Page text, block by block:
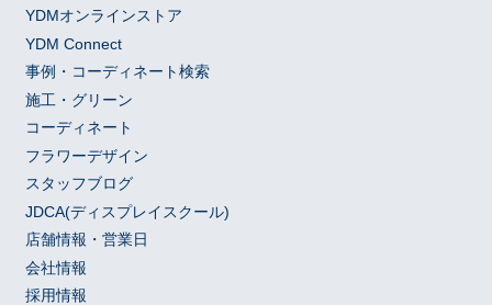
YDMオンラインストア
YDM Connect
事例・コーディネート検索
施工・グリーン
コーディネート
フラワーデザイン
スタッフブログ
JDCA(ディスプレイスクール)
店舗情報・営業日
会社情報
採用情報